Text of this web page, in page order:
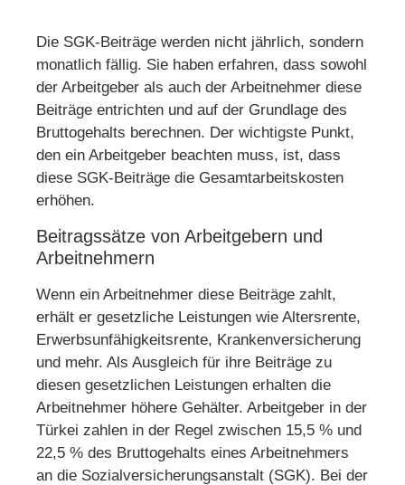
Die SGK-Beiträge werden nicht jährlich, sondern
monatlich fällig. Sie haben erfahren, dass sowohl
der Arbeitgeber als auch der Arbeitnehmer diese
Beiträge entrichten und auf der Grundlage des
Bruttogehalts berechnen. Der wichtigste Punkt,
den ein Arbeitgeber beachten muss, ist, dass
diese SGK-Beiträge die Gesamtarbeitskosten
erhöhen.
Beitragssätze von Arbeitgebern und
Arbeitnehmern
Wenn ein Arbeitnehmer diese Beiträge zahlt,
erhält er gesetzliche Leistungen wie Altersrente,
Erwerbsunfähigkeitsrente, Krankenversicherung
und mehr. Als Ausgleich für ihre Beiträge zu
diesen gesetzlichen Leistungen erhalten die
Arbeitnehmer höhere Gehälter. Arbeitgeber in der
Türkei zahlen in der Regel zwischen 15,5 % und
22,5 % des Bruttogehalts eines Arbeitnehmers
an die Sozialversicherungsanstalt (SGK). Bei der